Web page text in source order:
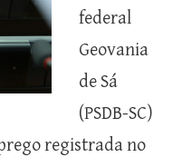
federal
Geovania
de Sá
(PSDB-SC)
registrada no